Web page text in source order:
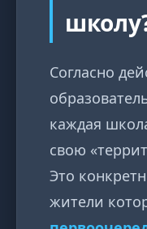
Согласно
каждая
свою
Это
жители